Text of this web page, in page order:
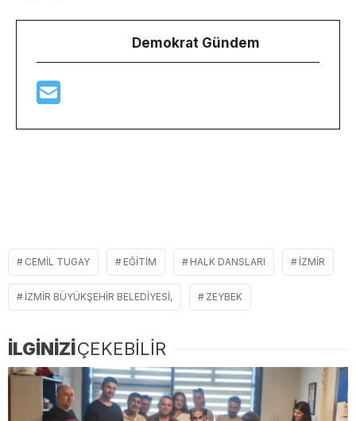
Demokrat Gündem
CEMIL TUGAY EĞITIM HALK DANSLARI İZMIR
İZMIR BÜYÜKŞEHIR BELEDIYESI, ZEYBEK
İLGİNİZİÇEKEBİLİR